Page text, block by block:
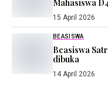
Mahasiswa
15 April 2026
BEASISWA
Beasiswa
dibuka
14 April 2026